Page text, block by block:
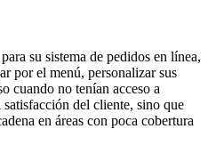
su sistema de pedidos en línea,
por el menú, personalizar sus
cuando no tenían acceso a
del cliente, sino que
en áreas con poca cobertura